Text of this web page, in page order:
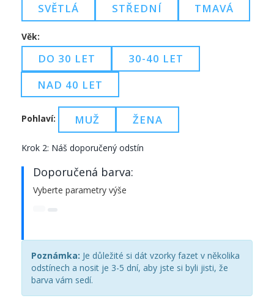
SVĚTLÁ STŘEDNÍ TMAVÁ
Věk:
DO 30 LET
30-40 LET
NAD 40 LET
Pohlaví: MUŽ ŽENA
Krok 2: Náš doporučený odstín
Doporučená barva:
Vyberte parametry výše
Poznámka: Je důležité si dát vzorky fazet v několika
odstínech a nosit je 3-5 dní, aby jste si byli jisti, že
barva vám sedí.